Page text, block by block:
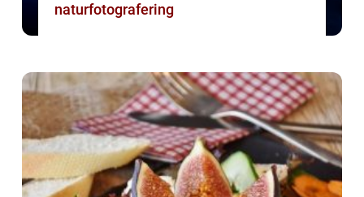
naturfotografering